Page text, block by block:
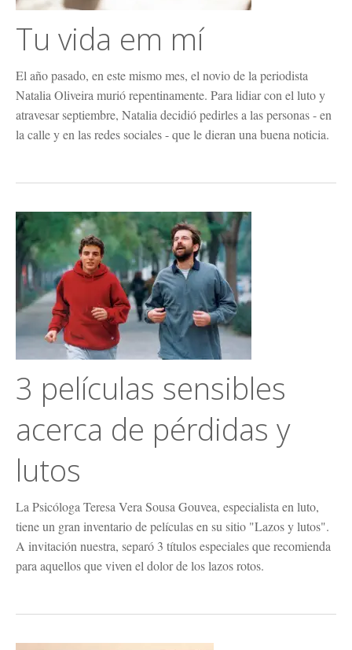
Tu vida em mí
El año pasado, en este mismo mes, el novio de la periodista
Natalia Oliveira murió repentinamente. Para lidiar con el luto y
atravesar septiembre, Natalia decidió pedirles a las personas - en
la calle y en las redes sociales - que le dieran una buena noticia.
3 películas sensibles
acerca de pérdidas y
lutos
La Psicóloga Teresa Vera Sousa Gouvea, especialista en luto,
tiene un gran inventario de películas en su sitio "Lazos y lutos".
A invitación nuestra, separó 3 títulos especiales que recomienda
para aquellos que viven el dolor de los lazos rotos.